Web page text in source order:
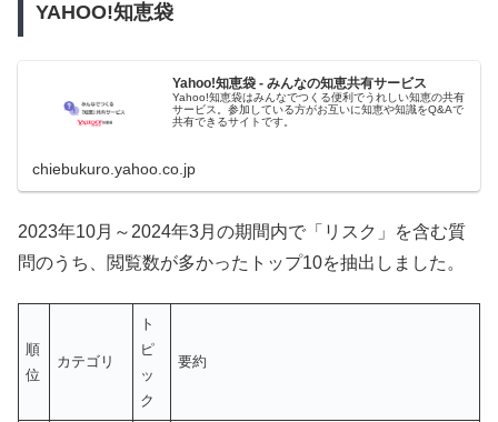
YAHOO!知恵袋
Yahoo!知恵袋 - みんなの知恵共有サービス
Yahoo!知恵袋はみんなでつくる便利でうれしい知恵の共有
サービス。参加している方がお互いに知恵や知識をQ&Aで
共有できるサイトです。
chiebukuro.yahoo.co.jp
2023年10月～2024年3月の期間内で「リスク」を含む質
問のうち、閲覧数が多かったトップ10を抽出しました。
順
位
カテゴリ
ト
ピ
ッ
ク
要約